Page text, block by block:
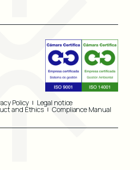
Policy Legal notice
and Ethics Compliance Manual